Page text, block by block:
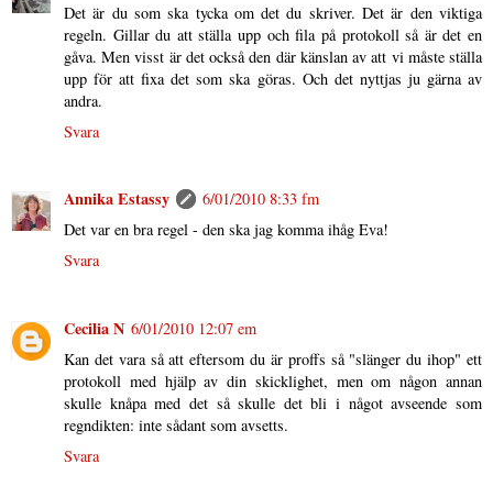
Det är du som ska tycka om det du skriver. Det är den viktiga
regeln. Gillar du att ställa upp och fila på protokoll så är det en
gåva. Men visst är det också den där känslan av att vi måste ställa
upp för att fixa det som ska göras. Och det nyttjas ju gärna av
andra.
Svara
Annika Estassy
6/01/2010 8:33 fm
Det var en bra regel - den ska jag komma ihåg Eva!
Svara
Cecilia N 6/01/2010 12:07 em
Kan det vara så att eftersom du är proffs så "slänger du ihop" ett
protokoll med hjälp av din skicklighet, men om någon annan
skulle knåpa med det så skulle det bli i något avseende som
regndikten: inte sådant som avsetts.
Svara